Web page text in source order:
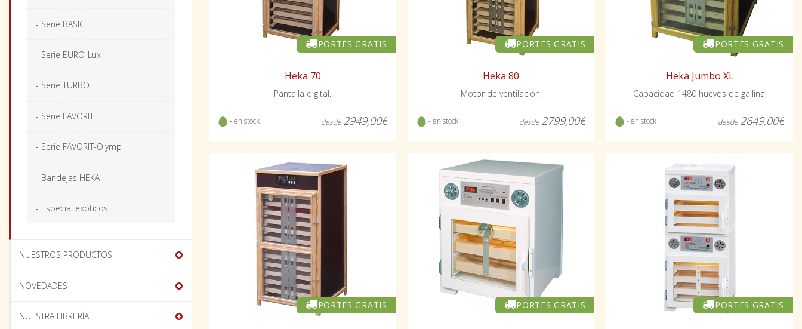
PORTES GRATIS
Heka 70
Pantalla digital.
- en stock desde 2949,00€
PORTES GRATIS
Heka 80
Motor de ventilación.
- en stock desde 2799,00€
PORTES GRATIS
Heka Jumbo XL
Capacidad 1480 huevos de gallina.
- en stock desde 2649,00€
PORTES GRATIS PORTES GRATIS PORTES GRATIS
- Serie BASIC
- Serie EURO-Lux
- Serie TURBO
- Serie FAVORIT
- Serie FAVORIT-Olymp
- Bandejas HEKA
- Especial exóticos
NUESTROS PRODUCTOS
NOVEDADES
NUESTRA LIBRERÍA